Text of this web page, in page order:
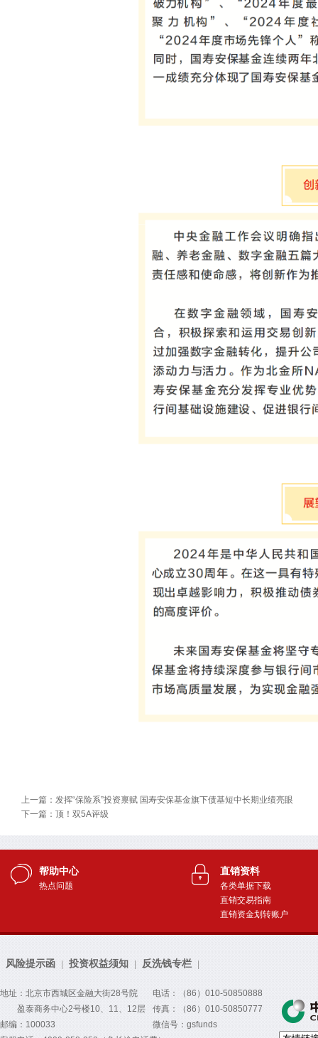
上一篇：发挥“保险系”投资禀赋 国寿安保基金旗下债基短中长期业绩亮眼
下一篇：顶！双5A评级
帮助中心
热点问题
直销资料
各类单据下载
直销交易指南
直销资金划转账户
风险提示函 | 投资权益须知 | 反洗钱专栏 |
地址：北京市西城区金融大街28号院
盈泰商务中心2号楼10、11、12层
邮编：100033
电话：（86）010-50850888
传真：（86）010-50850777
微信号：gsfunds